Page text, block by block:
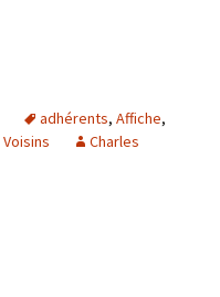
adhérents, Affiche,
Voisins
Charles